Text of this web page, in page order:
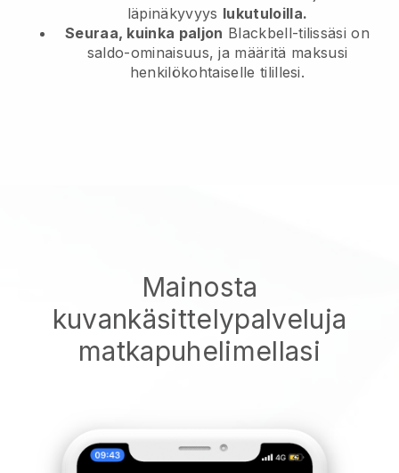
läpinäkyvyys lukutuloilla.
Seuraa, kuinka paljon Blackbell-tilissäsi on
saldo-ominaisuus, ja määritä maksusi
henkilökohtaiselle tilillesi.
Mainosta
kuvankäsittelypalveluja
matkapuhelimellasi